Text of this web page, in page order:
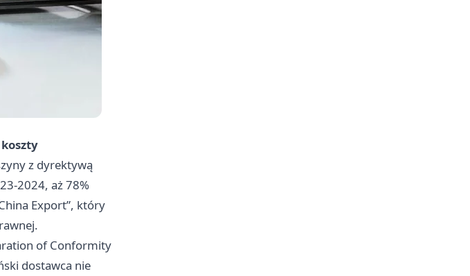
z dyrektywą
2024, aż 78%
Export”, który
of Conformity
dostawca nie